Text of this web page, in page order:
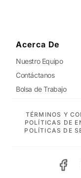
Acerca De
Nuestro Equipo
Contáctanos
Bolsa de Trabajo
TÉRMINOS Y
POLÍTICAS DE
POLÍTICAS DE